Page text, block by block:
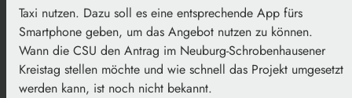
Taxi nutzen. Dazu soll es eine entsprechende App fürs
Smartphone geben, um das Angebot nutzen zu können.
Wann die CSU den Antrag im Neuburg-Schrobenhausener
Kreistag stellen möchte und wie schnell das Projekt umgesetzt
werden kann, ist noch nicht bekannt.